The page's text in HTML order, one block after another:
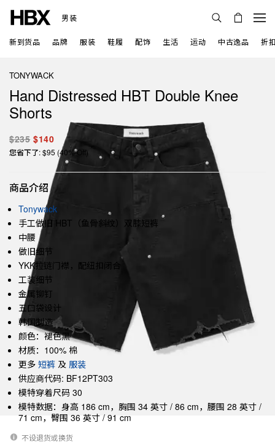
男装
新到货品 品牌 服装 鞋履 配饰 生活 运动 中古逸品 折
TONYWACK
Hand Distressed HBT Double Knee
Shorts
$235 $140
您省下了: $95 (40% Off)
商品介绍
Tonywack
手工做旧 HBT（鱼骨斜纹）双膝短裤
中腰
做旧细节
YKK拉链门襟，配纽扣闭合
工装细节
金属铆钉
五口袋设计
韩国制造
颜色：褪色黑
材质：100% 棉
更多 短裤 及 服装
供应商代码: BF12PT303
模特穿着尺码 30
模特数据：身高 186 cm，胸围 34 英寸 / 86 cm，腰围 28 英寸 /
71 cm，臀围 36 英寸 / 91 cm
不设退货或换货